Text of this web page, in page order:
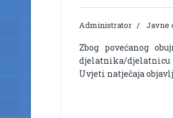
Administrator Javne
Zbog povećanog
djelatnika/djelatnicu
Uvjeti natječaja